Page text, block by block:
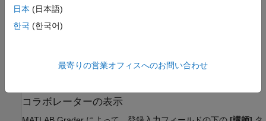
instructor1@mycollege.edu, instructor2@mycollege.edu。
MATLAB Graderによって、通知のステータスが表示されま
コラボレーターの表示
日本 (日本語)
한국 (한국어)
最寄りの営業オフィスへのお問い合わせ